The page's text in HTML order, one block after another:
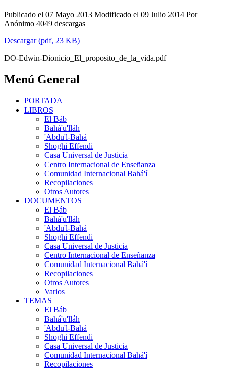
Publicado el 07 Mayo 2013 Modificado el 09 Julio 2014 Por
Anónimo 4049 descargas
Descargar(pdf, 23 KB)
DO-Edwin-Dionicio_El_proposito_de_la_vida.pdf
Menú General
PORTADA
LIBROS
El Báb
Bahá'u'lláh
'Abdu'l-Bahá
Shoghi Effendi
Casa Universal de Justicia
Centro Internacional de Enseñanza
Comunidad Internacional Bahá'í
Recopilaciones
Otros Autores
DOCUMENTOS
El Báb
Bahá'u'lláh
'Abdu'l-Bahá
Shoghi Effendi
Casa Universal de Justicia
Centro Internacional de Enseñanza
Comunidad Internacional Bahá'í
Recopilaciones
Otros Autores
Varios
TEMAS
El Báb
Bahá'u'lláh
'Abdu'l-Bahá
Shoghi Effendi
Casa Universal de Justicia
Comunidad Internacional Bahá'í
Recopilaciones